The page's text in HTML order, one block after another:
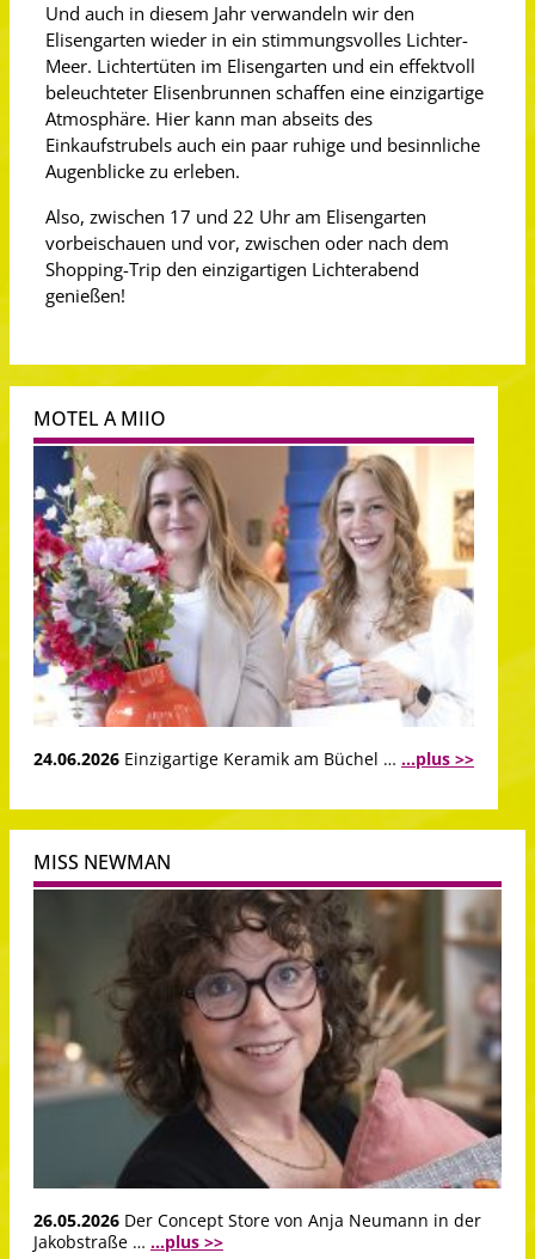
Und auch in diesem Jahr verwandeln wir den
Elisengarten wieder in ein stimmungsvolles Lichter-
Meer. Lichtertüten im Elisengarten und ein effektvoll
beleuchteter Elisenbrunnen schaffen eine einzigartige
Atmosphäre. Hier kann man abseits des
Einkaufstrubels auch ein paar ruhige und besinnliche
Augenblicke zu erleben.
Also, zwischen 17 und 22 Uhr am Elisengarten
vorbeischauen und vor, zwischen oder nach dem
Shopping-Trip den einzigartigen Lichterabend
genießen!
MOTEL A MIIO
24.06.2026 Einzigartige Keramik am Büchel … ...plus >>
MISS NEWMAN
26.05.2026 Der Concept Store von Anja Neumann in der
Jakobstraße … ...plus >>